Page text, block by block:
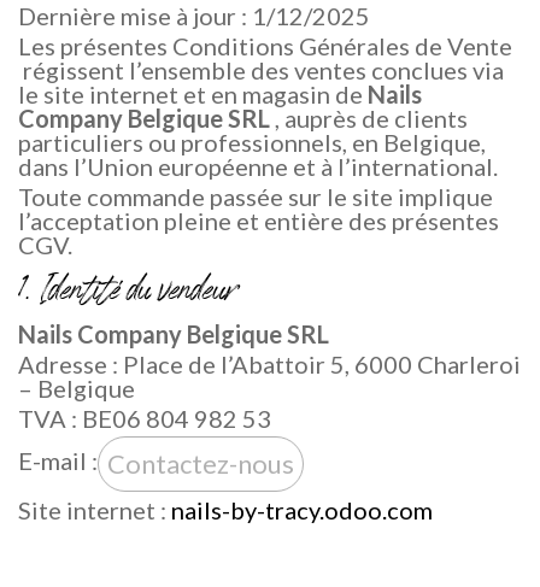
Dernière mise à jour : 1/12/2025
Les présentes Conditions Générales de Vente
régissent l’ensemble des ventes conclues via
le site internet et en magasin de Nails
Company Belgique SRL, auprès de clients
particuliers ou professionnels, en Belgique,
dans l’Union européenne et à l’international.
Toute commande passée sur le site implique
l’acceptation pleine et entière des présentes
CGV.
1. Identité du vendeur
Nails Company Belgique SRL
Adresse : Place de l’Abattoir 5, 6000 Charleroi
– Belgique
TVA : BE06 804 982 53
E-mail : Contactez-nous
Site internet : nails-by-tracy.odoo.com